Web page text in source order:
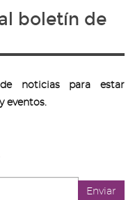
boletín de
noticias para estar
eventos.
Enviar